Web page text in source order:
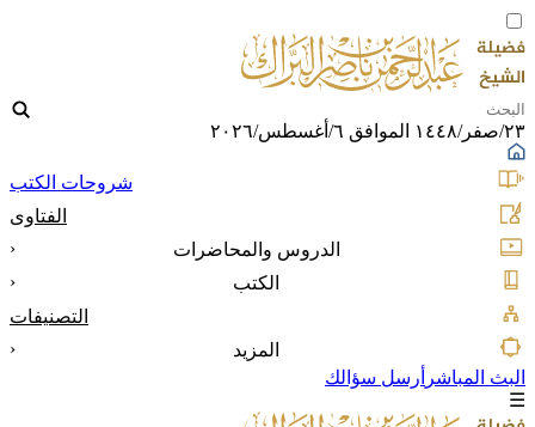
٢٣/صفر/١٤٤٨ الموافق ٦/أغسطس/٢٠٢٦
شروحات الكتب
الفتاوى
الدروس والمحاضرات
‹
الكتب
‹
التصنيفات
المزيد
‹
البث المباشر أرسل سؤالك
☰